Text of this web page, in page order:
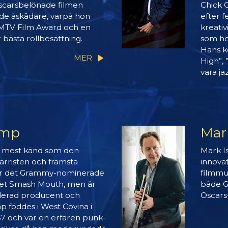
filmen
åskådare, varpå hon
Film Award och en
bästa rollbesättning.
MER
Chick
efter
som
Hans
High”,
vara
känd som den
och främsta
det Grammy-nominerade
Smash Mouth, men är
producent och
föddes i West Covina i
och var en erfaren punk-
Mark
både